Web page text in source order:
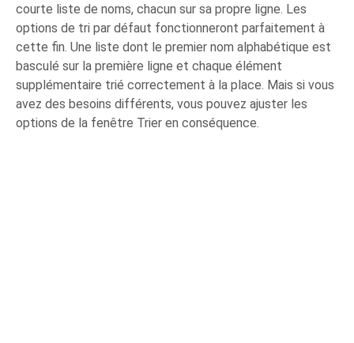
courte liste de noms, chacun sur sa propre ligne. Les
options de tri par défaut fonctionneront parfaitement à
cette fin. Une liste dont le premier nom alphabétique est
basculé sur la première ligne et chaque élément
supplémentaire trié correctement à la place. Mais si vous
avez des besoins différents, vous pouvez ajuster les
options de la fenêtre Trier en conséquence.